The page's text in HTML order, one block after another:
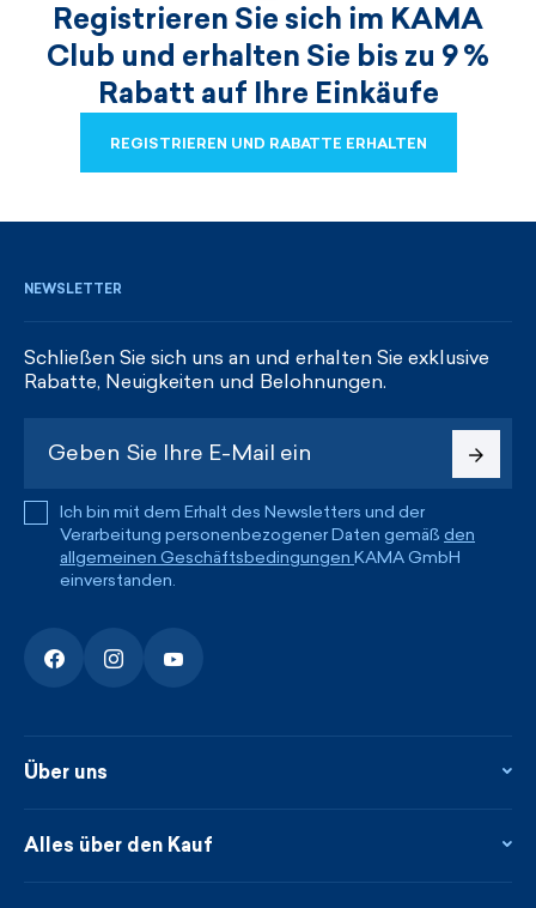
Registrieren Sie sich im KAMA
Club und erhalten Sie bis zu 9 %
Rabatt auf Ihre Einkäufe
REGISTRIEREN UND RABATTE ERHALTEN
NEWSLETTER
Schließen Sie sich uns an und erhalten Sie exklusive
Rabatte, Neuigkeiten und Belohnungen.
Ich bin mit dem Erhalt des Newsletters und der
Verarbeitung personenbezogener Daten gemäß den
allgemeinen Geschäftsbedingungen KAMA GmbH
einverstanden.
Über uns
Kontakte
Alles über den Kauf